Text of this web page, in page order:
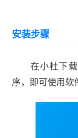
正是 AI 总监
度。 优化后的
人的数量、效
安装步骤
在小杜下载
序，即可使用软